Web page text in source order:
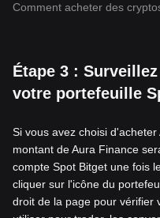
Comment acheter des
Étape 3 :
votre portefeuille
Si vous avez choisi
montant de Aura Finance
compte Spot Bitget une fois
cliquer sur l'icône du
droit de la page pour vérifier